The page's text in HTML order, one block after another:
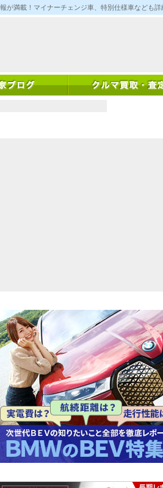
満載！マイナーチェンジ車、特別仕様車なども詳